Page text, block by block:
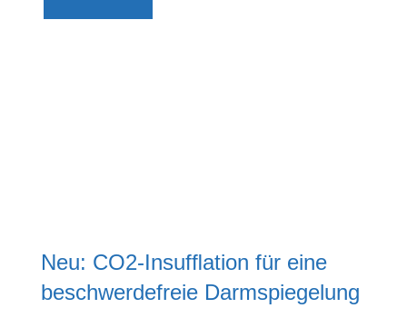
Neu: CO2-Insufﬂation für eine
beschwerdefreie Darmspiegelung